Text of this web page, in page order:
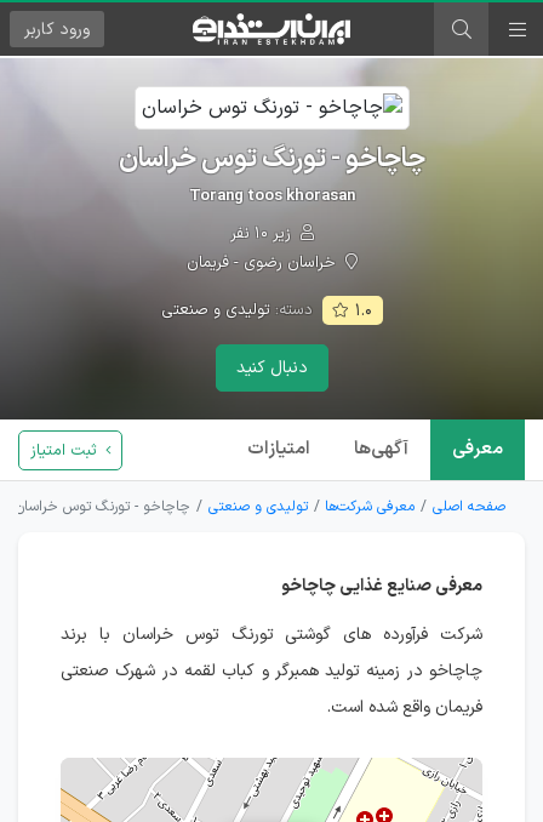
ورود کاربر
چاچاخو - تورنگ توس خراسان
Torang toos khorasan
زیر ۱۰ نفر
خراسان رضوی - فریمان
۱.۰ دسته:تولیدی و صنعتی
دنبال کنید
معرفی آگهی‌ها امتیازات ثبت امتیاز
صفحه اصلی معرفی شرکت‌ها تولیدی و صنعتی چاچاخو - تورنگ توس خراسان
معرفی صنایع غذایی چاچاخو
شرکت فرآورده های گوشتی تورنگ توس خراسان با برند
چاچاخو در زمینه تولید همبرگر و کباب لقمه در شهرک صنعتی
فریمان واقع شده است.